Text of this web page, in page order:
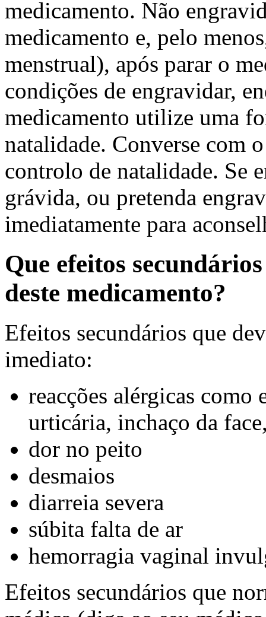
medicamento. Não
medicamento e, pelo
menstrual), após parar o
condições de engravidar,
medicamento utilize uma
natalidade. Converse com
controlo de natalidade. Se
grávida, ou pretenda
imediatamente para
Que efeitos
deste medicamento?
Efeitos secundários que
imediato:
reacções alérgicas como
urticária, inchaço da
dor no peito
desmaios
diarreia severa
súbita falta de ar
hemorragia vaginal
Efeitos secundários que